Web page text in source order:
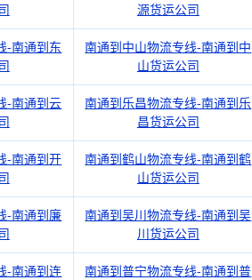
源货运公司
-南通到东
南通到中山物流专线-南通到中
山货运公司
-南通到云
南通到乐昌物流专线-南通到乐
昌货运公司
-南通到开
南通到鹤山物流专线-南通到鹤
山货运公司
-南通到廉
南通到吴川物流专线-南通到吴
川货运公司
-南通到连
南通到普宁物流专线-南通到普